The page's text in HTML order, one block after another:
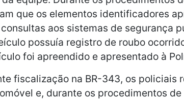
que os elementos identificadores
aos sistemas de segurança
possuía registro de roubo
foi apreendido e apresentado à
fiscalização na BR-343, os policiais
e, durante os procedimentos